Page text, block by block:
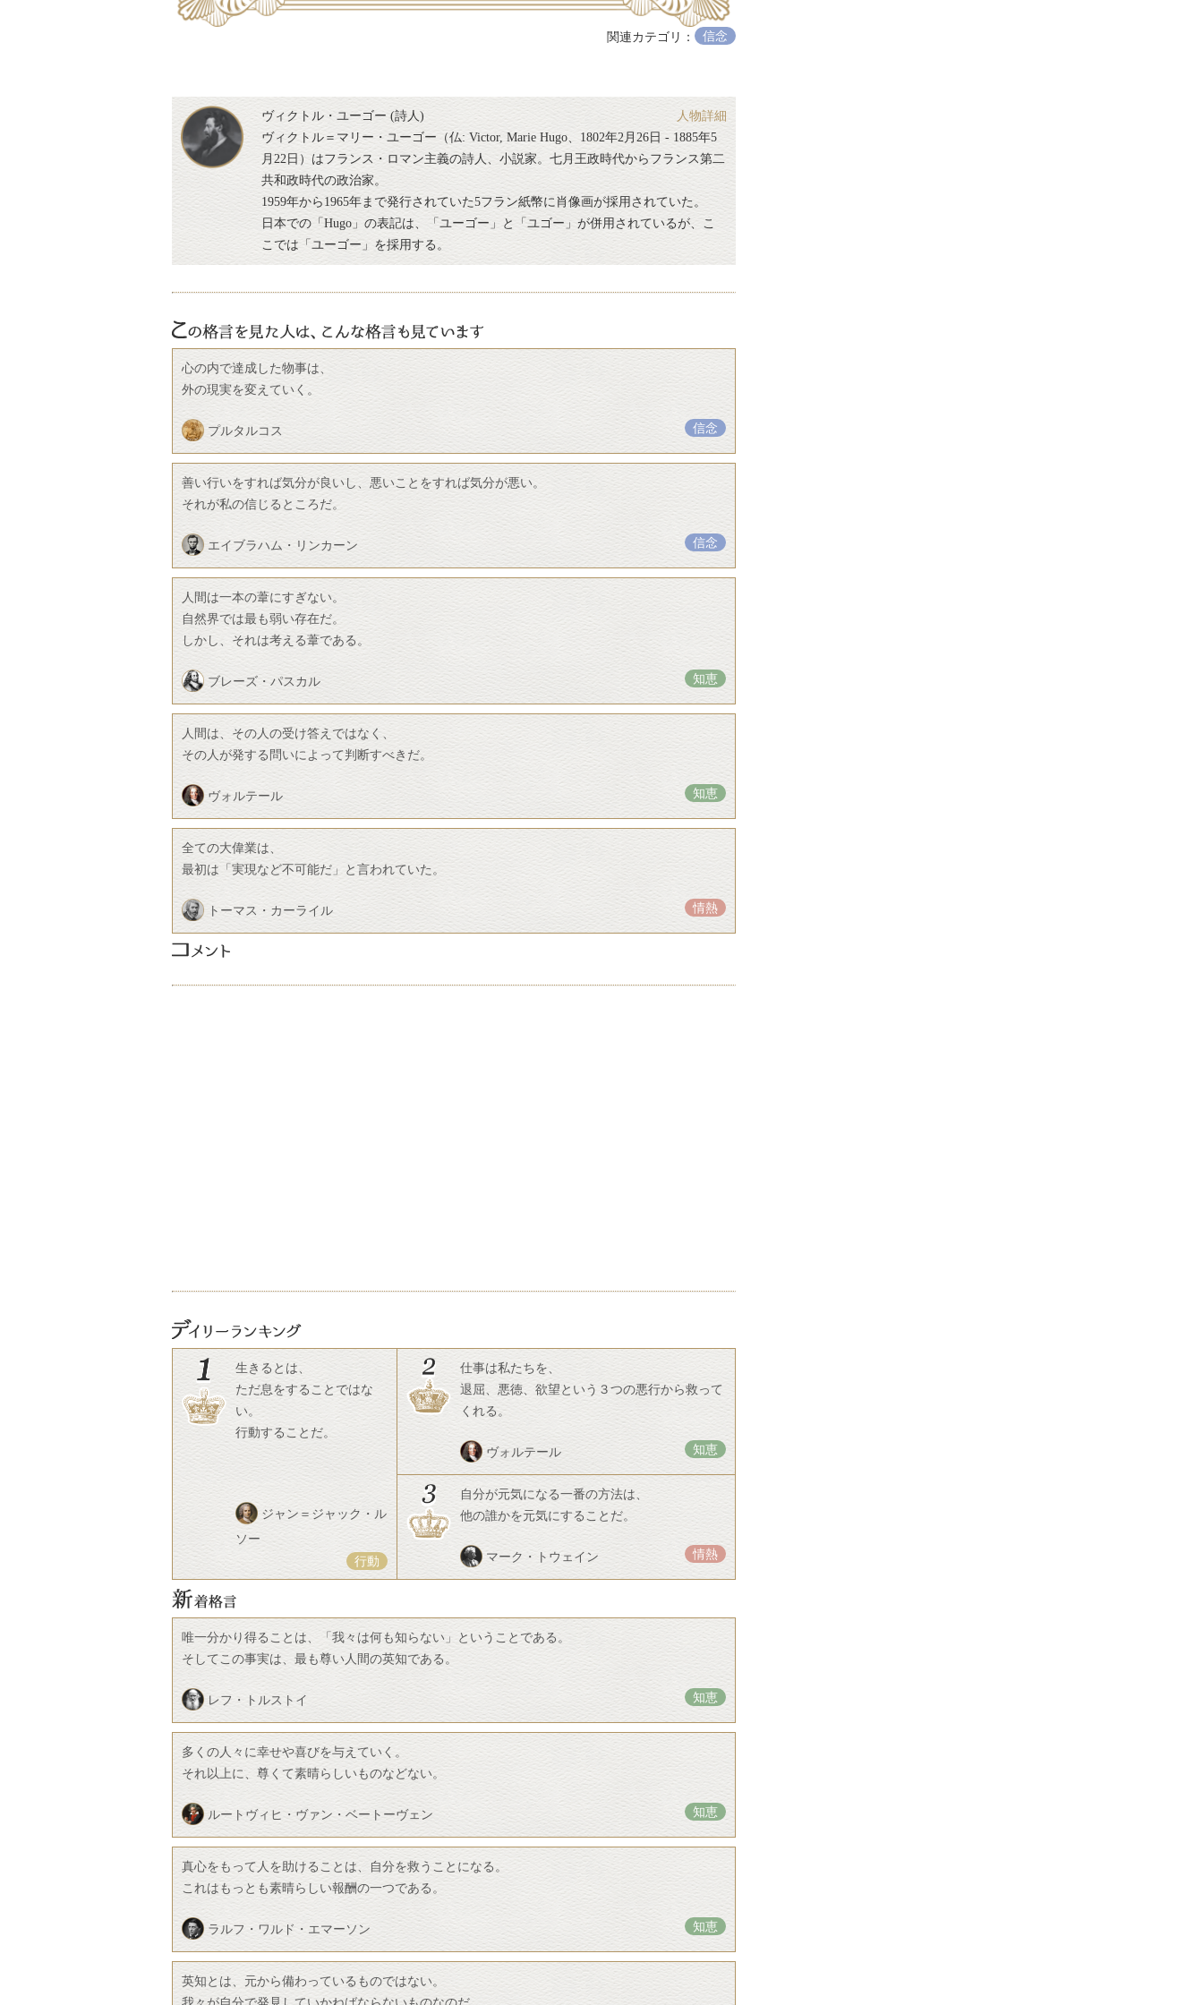
関連カテゴリ： 信念
ヴィクトル・ユーゴー (詩人)
人物詳細
ヴィクトル＝マリー・ユーゴー（仏: Victor, Marie Hugo、1802年2月26日 - 1885年5
月22日）はフランス・ロマン主義の詩人、小説家。七月王政時代からフランス第二
共和政時代の政治家。
1959年から1965年まで発行されていた5フラン紙幣に肖像画が採用されていた。
日本での「Hugo」の表記は、「ユーゴー」と「ユゴー」が併用されているが、こ
こでは「ユーゴー」を採用する。
心の内で達成した物事は、
外の現実を変えていく。
プルタルコス 信念
善い行いをすれば気分が良いし、悪いことをすれば気分が悪い。
それが私の信じるところだ。
エイブラハム・リンカーン 信念
人間は一本の葦にすぎない。
自然界では最も弱い存在だ。
しかし、それは考える葦である。
ブレーズ・パスカル 知恵
人間は、その人の受け答えではなく、
その人が発する問いによって判断すべきだ。
ヴォルテール 知恵
全ての大偉業は、
最初は「実現など不可能だ」と言われていた。
トーマス・カーライル 情熱
生きるとは、
ただ息をすることではな
い。
行動することだ。
ジャン＝ジャック・ル
ソー
行動
仕事は私たちを、
退屈、悪徳、欲望という３つの悪行から救って
くれる。
ヴォルテール 知恵
自分が元気になる一番の方法は、
他の誰かを元気にすることだ。
マーク・トウェイン 情熱
唯一分かり得ることは、「我々は何も知らない」ということである。
そしてこの事実は、最も尊い人間の英知である。
レフ・トルストイ 知恵
多くの人々に幸せや喜びを与えていく。
それ以上に、尊くて素晴らしいものなどない。
ルートヴィヒ・ヴァン・ベートーヴェン 知恵
真心をもって人を助けることは、自分を救うことになる。
これはもっとも素晴らしい報酬の一つである。
ラルフ・ワルド・エマーソン 知恵
英知とは、元から備わっているものではない。